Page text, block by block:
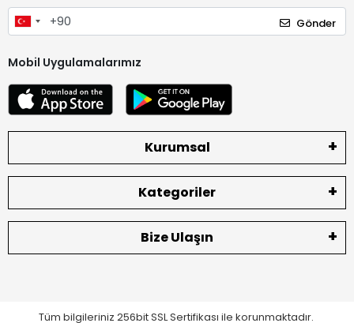
Gönder
Mobil Uygulamalarımız
Kurumsal
Kategoriler
Bize Ulaşın
Tüm bilgileriniz 256bit SSL Sertifikası ile korunmaktadır.